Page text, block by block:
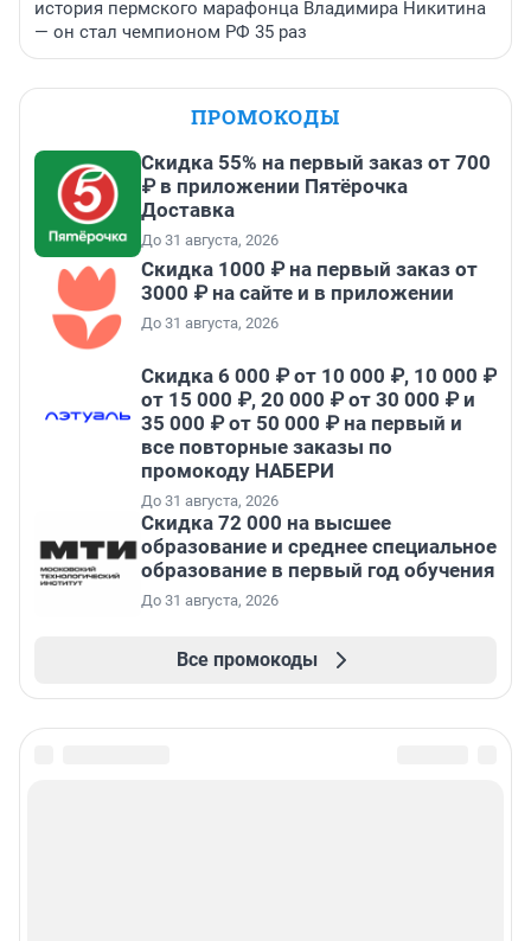
история пермского марафонца Владимира Никитина
— он стал чемпионом РФ 35 раз
ПРОМОКОДЫ
Скидка 55% на первый заказ от 700
₽ в приложении Пятёрочка
Доставка
До 31 августа, 2026
Скидка 1000 ₽ на первый заказ от
3000 ₽ на сайте и в приложении
До 31 августа, 2026
Скидка 6 000 ₽ от 10 000 ₽, 10 000 ₽
от 15 000 ₽, 20 000 ₽ от 30 000 ₽ и
35 000 ₽ от 50 000 ₽ на первый и
все повторные заказы по
промокоду НАБЕРИ
До 31 августа, 2026
Скидка 72 000 на высшее
образование и среднее специальное
образование в первый год обучения
До 31 августа, 2026
Все промокоды